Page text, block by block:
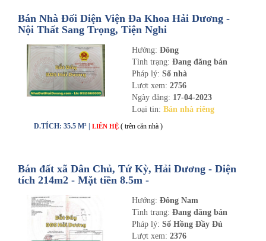
Bán Nhà Đối Diện Viện Đa Khoa Hải Dương -
Nội Thất Sang Trọng, Tiện Nghi
Hướng: Đông
Tình trạng: Đang đăng bán
Pháp lý: Sổ nhà
Lượt xem: 2756
Ngày đăng: 17-04-2023
Loại tin: Bán nhà riêng
D.TÍCH: 35.5 M² | LIÊN HỆ ( trên căn nhà )
Bán đất xã Dân Chủ, Tứ Kỳ, Hải Dương - Diện
tích 214m2 - Mặt tiền 8.5m -
Hướng: Đông Nam
Tình trạng: Đang đăng bán
Pháp lý: Sổ Hồng Đầy Đủ
Lượt xem: 2376